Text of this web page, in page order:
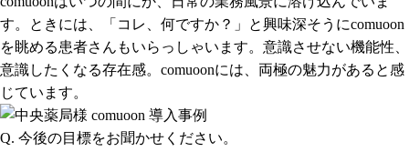
す。ときには、「コレ、何ですか？」と興味深そうにcomuoon
を眺める患者さんもいらっしゃいます。意識させない機能性、
意識したくなる存在感。comuoonには、両極の魅力があると感
じています。
Q. 今後の目標をお聞かせください。